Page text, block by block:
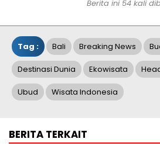
Berita ini 54 kali
Tag : Bali Breaking News
Destinasi Dunia Ekowisata
Ubud Wisata Indonesia
BERITA TERKAIT